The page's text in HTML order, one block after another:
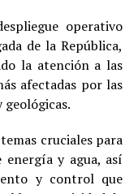
operativo
de la República,
la atención a las
afectadas por las
cruciales para
energía y agua, así
y control que